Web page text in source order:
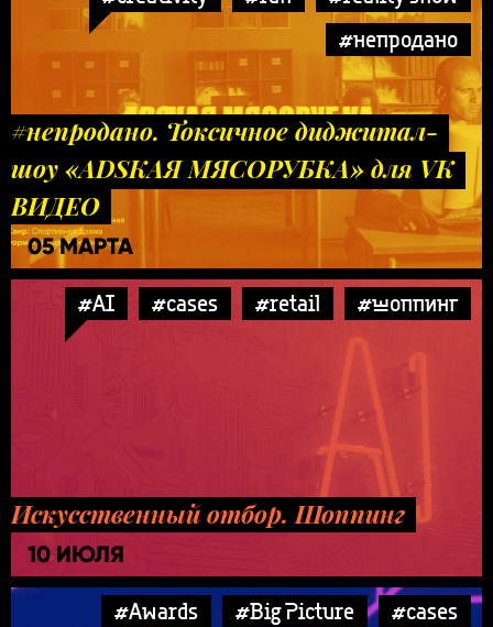
#непродано
#непродано. Токсичное диджитал-
шоу «ADSКАЯ МЯСОРУБКА» для VK
ВИДЕО
05 МАРТА
#AI #cases #retail #шоппинг
Искусственный отбор. Шоппинг
10 ИЮЛЯ
#Awards #Big Picture #cases